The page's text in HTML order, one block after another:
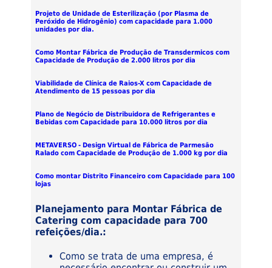
Projeto de Unidade de Esterilização (por Plasma de
Peróxido de Hidrogênio) com capacidade para 1.000
unidades por dia.
Como Montar Fábrica de Produção de Transdermicos com
Capacidade de Produção de 2.000 litros por dia
Viabilidade de Clínica de Raios-X com Capacidade de
Atendimento de 15 pessoas por dia
Plano de Negócio de Distribuidora de Refrigerantes e
Bebidas com Capacidade para 10.000 litros por dia
METAVERSO - Design Virtual de Fábrica de Parmesão
Ralado com Capacidade de Produção de 1.000 kg por dia
Como montar Distrito Financeiro com Capacidade para 100
lojas
Planejamento para Montar Fábrica de
Catering com capacidade para 700
refeições/dia.:
Como se trata de uma empresa, é